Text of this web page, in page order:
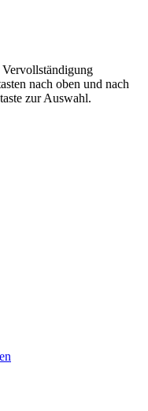
Vervollständigung
nach oben und nach
zur Auswahl.